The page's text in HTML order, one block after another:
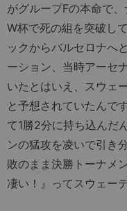
がグループFの本命で
W杯で死の組を突破し
ックからバルセロナへ
ーション、当時アーセ
いたとはいえ、スウェ
と予想されていたんで
て1勝2分に持ち込んだ
ンの猛攻を凌いで引き
敗のまま決勝トーナメ
凄い！』ってスウェー